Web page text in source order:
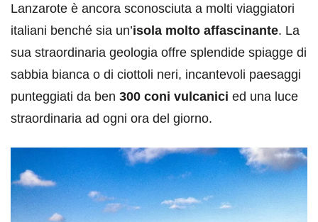
Lanzarote è ancora sconosciuta a molti viaggiatori
italiani benché sia un’isola molto affascinante. La
sua straordinaria geologia offre splendide spiagge di
sabbia bianca o di ciottoli neri, incantevoli paesaggi
punteggiati da ben 300 coni vulcanici ed una luce
straordinaria ad ogni ora del giorno.